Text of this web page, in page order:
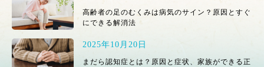
高齢者の足のむくみは病気のサイン？原因とすぐ
にできる解消法
2025年10月20日
まだら認知症とは？原因と症状、家族ができる正